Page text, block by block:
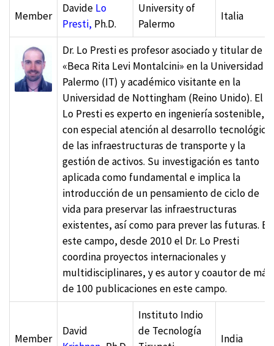
Member
Davide Lo
Presti, Ph.D.
University of
Palermo
Italia
Dr. Lo Presti es profesor asociado y titular de la
«Beca Rita Levi Montalcini» en la Universidad
Palermo (IT) y académico visitante en la
Universidad de Nottingham (Reino Unido). El
Lo Presti es experto en ingeniería sostenible,
con especial atención al desarrollo tecnológico
de las infraestructuras de transporte y la
gestión de activos. Su investigación es tanto
aplicada como fundamental e implica la
introducción de un pensamiento de ciclo de
vida para preservar las infraestructuras
existentes, así como para prever las futuras. En
este campo, desde 2010 el Dr. Lo Presti
coordina proyectos internacionales y
multidisciplinares, y es autor y coautor de más
de 100 publicaciones en este campo.
Member
David
Instituto Indio
de Tecnología
India